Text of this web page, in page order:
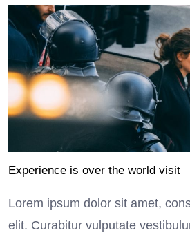
Experience is over the world visit
Lorem ipsum dolor sit amet,
elit. Curabitur vulputate